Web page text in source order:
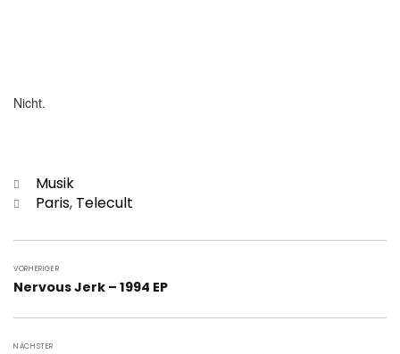
Nicht.
Kategorien
Musik
Schlagwörter
Paris, Telecult
VORHERIGER
Vorheriger
Nervous Jerk – 1994 EP
NÄCHSTER